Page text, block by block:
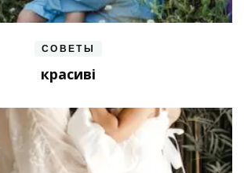
СОВЕТЫ
красиві